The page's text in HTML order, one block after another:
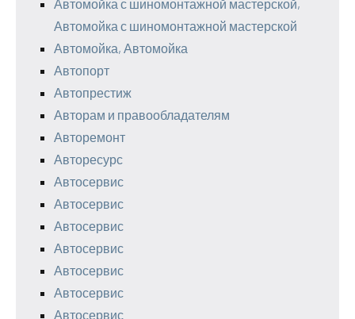
Автомойка с шиномонтажной мастерской,
Автомойка с шиномонтажной мастерской
Автомойка, Автомойка
Автопорт
Автопрестиж
Авторам и правообладателям
Авторемонт
Авторесурс
Автосервис
Автосервис
Автосервис
Автосервис
Автосервис
Автосервис
Автосервис